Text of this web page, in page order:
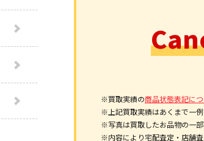
※買取実績の商品状態表記に
※上記買取実績はあくまで一例
※写真は買取したお品物の一部
※内容により宅配査定・店舗査